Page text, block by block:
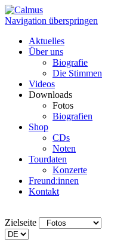
Navigation überspringen
Aktuelles
Über uns
Biografie
Die Stimmen
Videos
Downloads
Fotos
Biografien
Shop
CDs
Noten
Tourdaten
Konzerte
Freund:innen
Kontakt
Zielseite